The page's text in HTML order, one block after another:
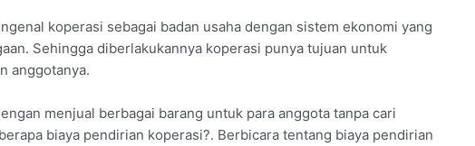
koperasi sebagai badan usaha dengan sistem ekonomi yang
Sehingga diberlakukannya koperasi punya tujuan untuk
anggotanya.
menjual berbagai barang untuk para anggota tanpa cari
biaya pendirian koperasi?. Berbicara tentang biaya pendirian